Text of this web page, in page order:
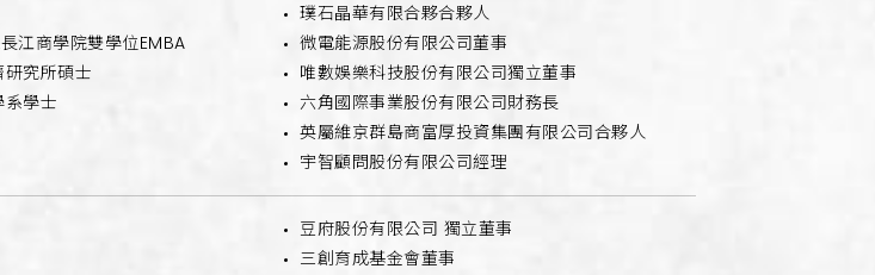
江商學院雙學位EMBA
究所碩士
學士
璞石晶華有限合夥合夥人
微電能源股份有限公司董事
唯數娛樂科技股份有限公司獨立董事
六角國際事業股份有限公司財務長
英屬維京群島商富厚投資集團有限公司合夥人
宇智顧問股份有限公司經理
豆府股份有限公司 獨立董事
三創育成基金會董事